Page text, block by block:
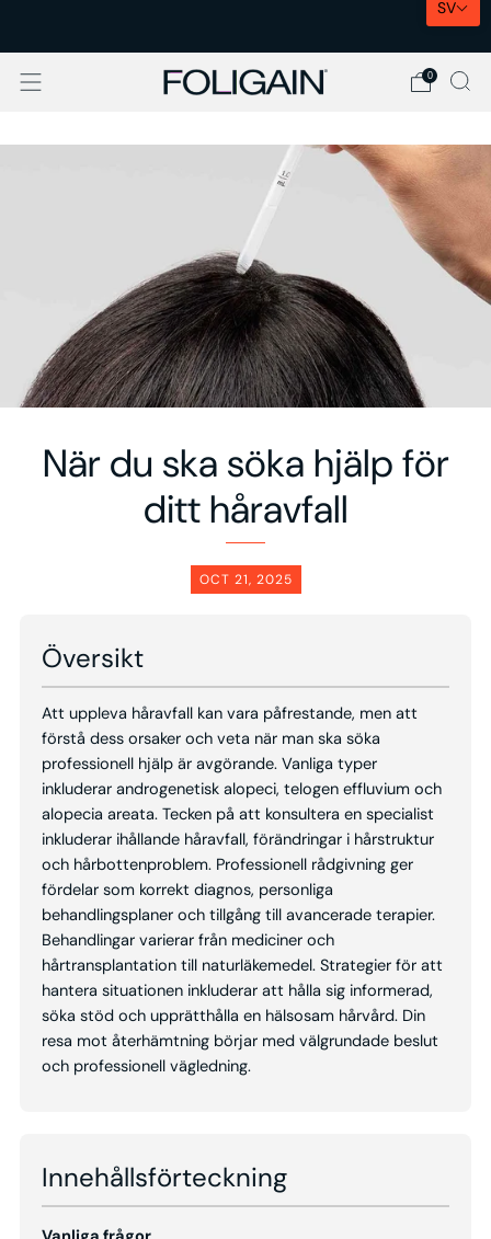
0
När du ska söka hjälp för
ditt håravfall
OCT 21, 2025
Översikt
Att uppleva håravfall kan vara påfrestande, men att
förstå dess orsaker och veta när man ska söka
professionell hjälp är avgörande. Vanliga typer
inkluderar androgenetisk alopeci, telogen effluvium och
alopecia areata. Tecken på att konsultera en specialist
inkluderar ihållande håravfall, förändringar i hårstruktur
och hårbottenproblem. Professionell rådgivning ger
fördelar som korrekt diagnos, personliga
behandlingsplaner och tillgång till avancerade terapier.
Behandlingar varierar från mediciner och
hårtransplantation till naturläkemedel. Strategier för att
hantera situationen inkluderar att hålla sig informerad,
söka stöd och upprätthålla en hälsosam hårvård. Din
resa mot återhämtning börjar med välgrundade beslut
och professionell vägledning.
Innehållsförteckning
SV